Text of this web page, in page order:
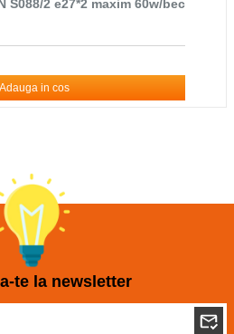
S088/2 e27*2 maxim 60w/bec
Adauga in cos
te la newsletter